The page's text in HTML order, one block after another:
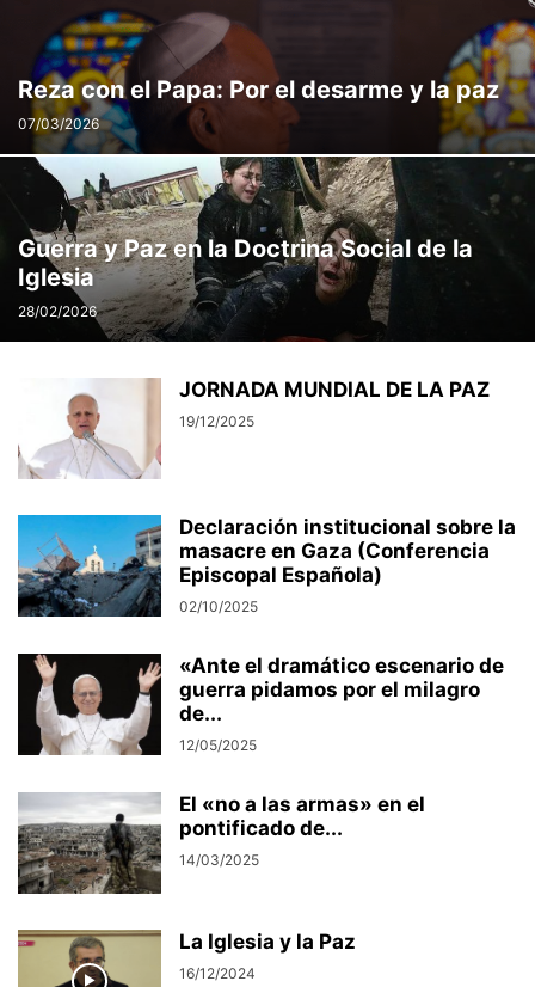
Reza con el Papa: Por el desarme y la paz
07/03/2026
Guerra y Paz en la Doctrina Social de la
Iglesia
28/02/2026
JORNADA MUNDIAL DE LA PAZ
19/12/2025
Declaración institucional sobre la
masacre en Gaza (Conferencia
Episcopal Española)
02/10/2025
«Ante el dramático escenario de
guerra pidamos por el milagro
de...
12/05/2025
El «no a las armas» en el
pontificado de...
14/03/2025
La Iglesia y la Paz
16/12/2024